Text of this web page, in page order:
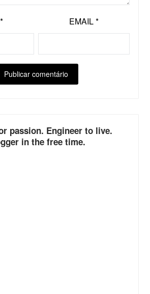
* EMAIL*
passion. Engineer to live.
in the free time.